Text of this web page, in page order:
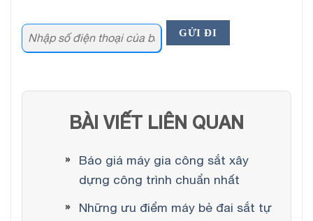
BÀI VIẾT LIÊN QUAN
Báo giá máy gia công sắt xây
dựng công trình chuẩn nhất
Những ưu điểm máy bẻ đai sắt tự